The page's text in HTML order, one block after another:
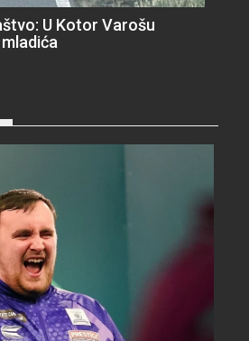
U Kotor Varošu